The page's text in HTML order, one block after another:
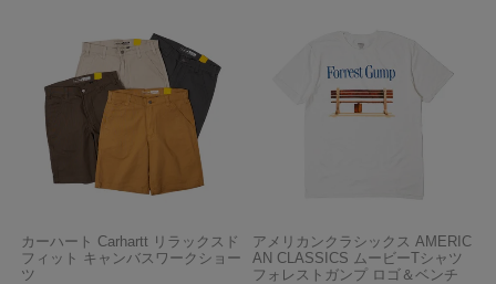
カーハート Carhartt リラックスド
フィット キャンバスワークショー
ツ
アメリカンクラシックス AMERIC
AN CLASSICS ムービーTシャツ
フォレストガンプ ロゴ＆ベンチ